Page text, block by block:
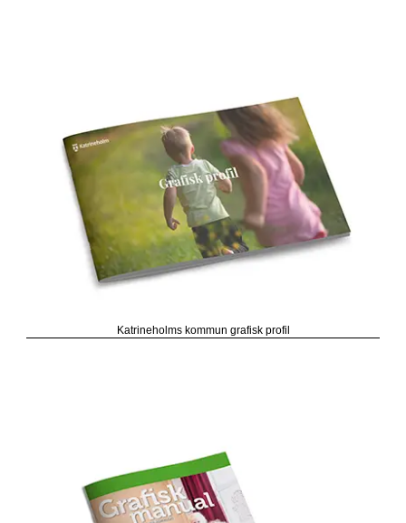
Katrineholms kommun grafisk profil